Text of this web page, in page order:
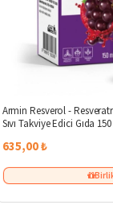
Armin Resverol -
Sıvı Takviye Edici Gıda
635,00 ₺